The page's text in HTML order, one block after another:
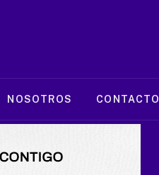
NOSOTROS CONTACTO